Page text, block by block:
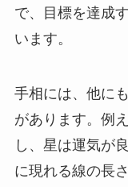
で、目標を達成
います。
手相には、他に
があります。例
し、星は運気が
に現れる線の長